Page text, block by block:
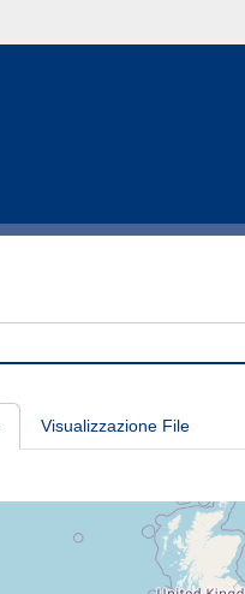
Visualizzazione File